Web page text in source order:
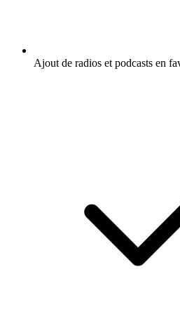
Ajout de radios et podcasts en